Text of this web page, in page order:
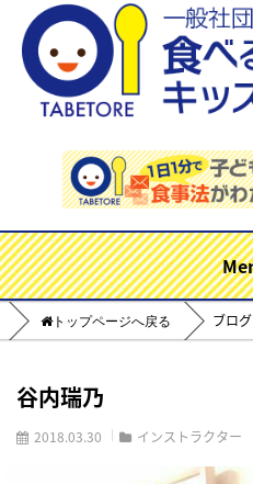
ブログ
谷内瑞乃
2018.03.30 インストラクター